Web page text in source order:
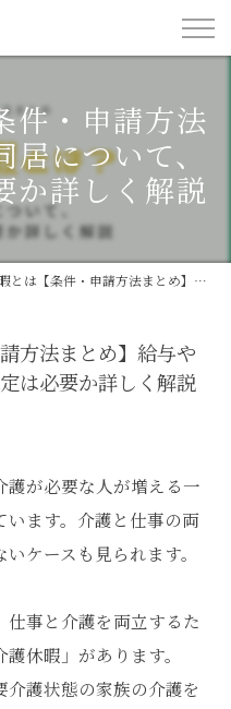
件・申請方法
について、
か詳しく解説
・申請方法まとめ】給与や同居について、要介護認定は必要か詳しく解説
方法まとめ】給与や
は必要か詳しく解説
護が必要な人が増える一
います。介護と仕事の両
ケースも見られます。
事と介護を両立するた
休暇」があります。
介護状態の家族の介護を